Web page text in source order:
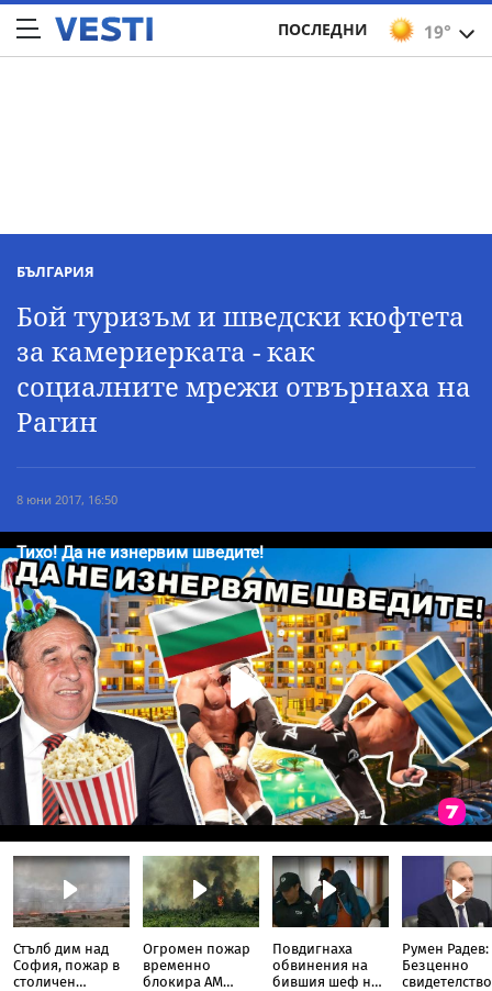
19°
ПОСЛЕДНИ
БЪЛГАРИЯ
Бой туризъм и шведски кюфтета
за камериерката - как
социалните мрежи отвърнаха на
Рагин
8 юни 2017, 16:50
Стълб дим над
София, пожар в
столичен
Огромен пожар
временно
блокира АМ
Повдигнаха
обвинения на
бившия шеф на
Румен Радев:
Безценно